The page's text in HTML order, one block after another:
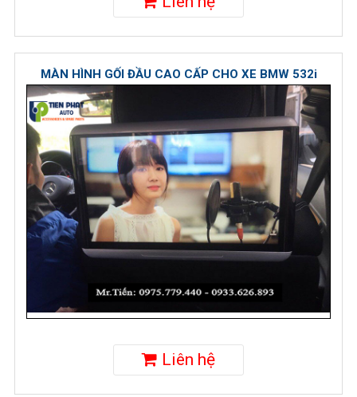
MÀN HÌNH GỐI ĐẦU CAO CẤP CHO XE BMW 532i
Liên hệ